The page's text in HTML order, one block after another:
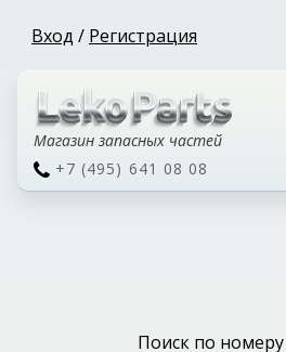
Вход / Регистрация
Магазин запасных частей
+7 (495) 641 08 08
Поиск по